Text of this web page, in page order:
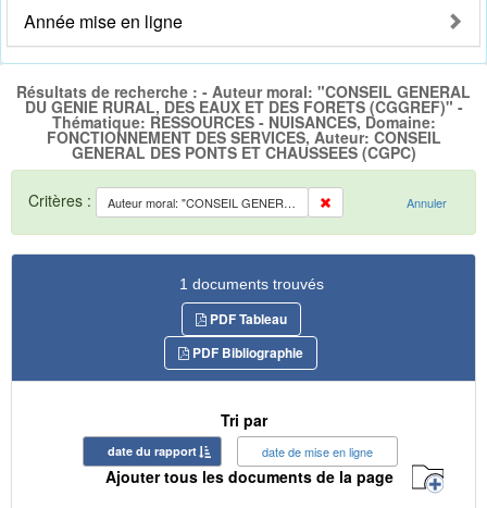
Année mise en ligne
Résultats de recherche : - Auteur moral: "CONSEIL GENERAL
DU GENIE RURAL, DES EAUX ET DES FORETS (CGGREF)" -
Thématique: RESSOURCES - NUISANCES, Domaine:
FONCTIONNEMENT DES SERVICES, Auteur: CONSEIL
GENERAL DES PONTS ET CHAUSSEES (CGPC)
Critères : Auteur moral: "CONSEIL GENERAL DU GENIE RURAL, DES EAUX ET DES FORETS (CGGREF)" Annuler
1 documents trouvés
PDF Tableau
PDF Bibliographie
Tri par
date du rapport date de mise en ligne
Ajouter tous les documents de la page